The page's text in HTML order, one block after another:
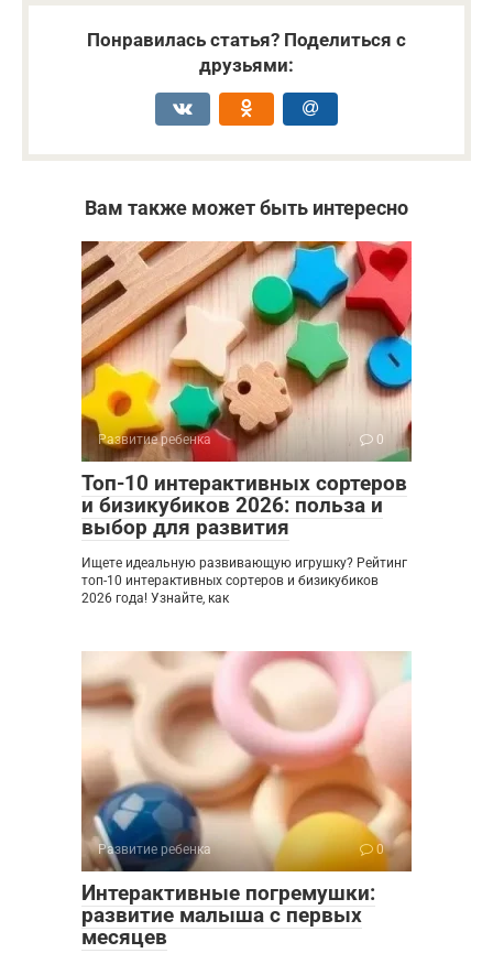
Понравилась статья? Поделиться с
друзьями:
Вам также может быть интересно
Развитие ребенка 0
Топ-10 интерактивных сортеров
и бизикубиков 2026: польза и
выбор для развития
Ищете идеальную развивающую игрушку? Рейтинг
топ-10 интерактивных сортеров и бизикубиков
2026 года! Узнайте, как
Развитие ребенка 0
Интерактивные погремушки:
развитие малыша с первых
месяцев